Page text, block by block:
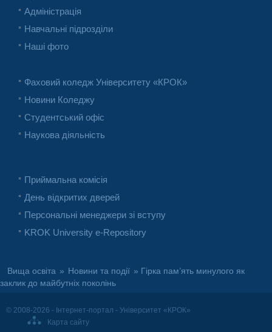
Адміністрація
Навчальні підрозділи
Наші фото
Фаховий коледж Університету «КРОК»
Новини Коледжу
Студентський офіс
Наукова діяльність
Приймальна комісія
День відкритих дверей
Персональні менеджери зі вступу
KROK University e-Repository
Вища освіта » Новини та події » Гірка пам’ять минулого як
заклик до майбутніх поколінь
© 2008-2026 - Інтернет-портал - Університет «КРОК»
Карта сайту